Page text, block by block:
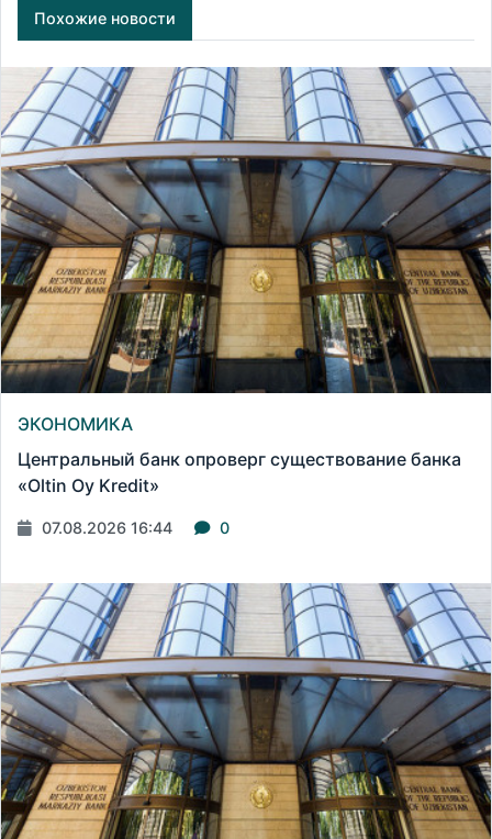
Похожие новости
ЭКОНОМИКА
Центральный банк опроверг существование банка
«Oltin Oy Kredit»
07.08.2026 16:44 0